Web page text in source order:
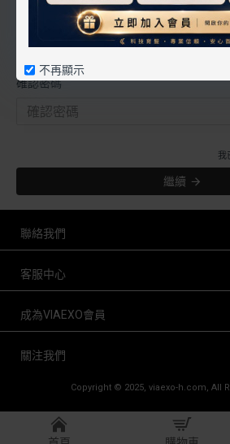
不再顯示
確認密碼
我
繼續
聯絡我們
客服中心
成為VIAEXO會員
關注我們
Copyright © 2025, viaexo-h.com, All